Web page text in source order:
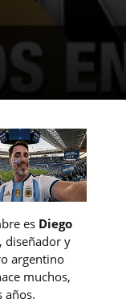
es Diego
, diseñador y
argentino
muchos,
años.